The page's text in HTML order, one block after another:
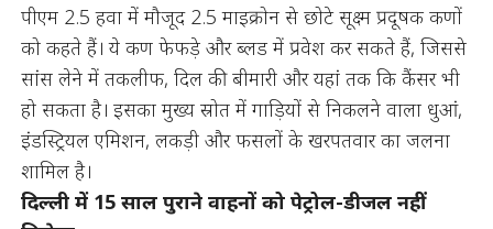
पीएम 2.5 हवा में मौजूद 2.5 माइक्रोन से छोटे सूक्ष्म प्रदूषक कणों
को कहते हैं। ये कण फेफड़े और ब्लड में प्रवेश कर सकते हैं, जिससे
सांस लेने में तकलीफ, दिल की बीमारी और यहां तक कि कैंसर भी
हो सकता है। इसका मुख्य स्रोत में गाड़ियों से निकलने वाला धुआं,
इंडस्ट्रियल एमिशन, लकड़ी और फसलों के खरपतवार का जलना
शामिल है।
दिल्ली में 15 साल पुराने वाहनों को पेट्रोल-डीजल नहीं